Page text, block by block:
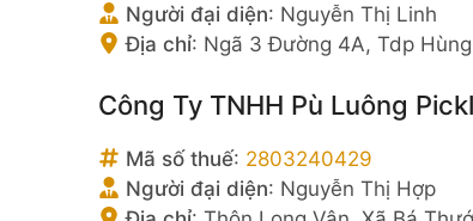
Người đại diện: Nguyễn Thị Linh
Địa chỉ: Ngã 3 Đường 4A, Tdp
Công Ty TNHH Pù Luông
Mã số thuế: 2803240429
Người đại diện: Nguyễn Thị Hợp